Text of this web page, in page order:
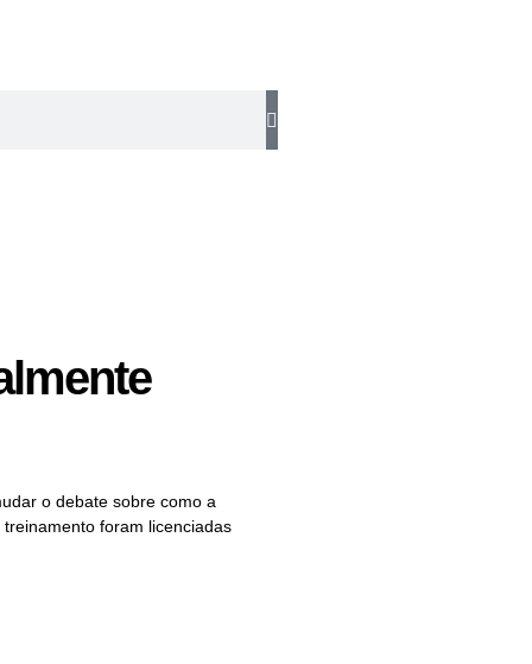
o debate sobre como a
foram licenciadas